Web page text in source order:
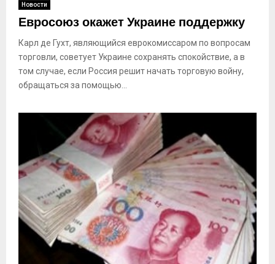
Новости
Евросоюз окажет Украине поддержку
Карл де Гухт, являющийся еврокомиссаром по вопросам
торговли, советует Украине сохранять спокойствие, а в
том случае, если Россия решит начать торговую войну,
обращаться за помощью...